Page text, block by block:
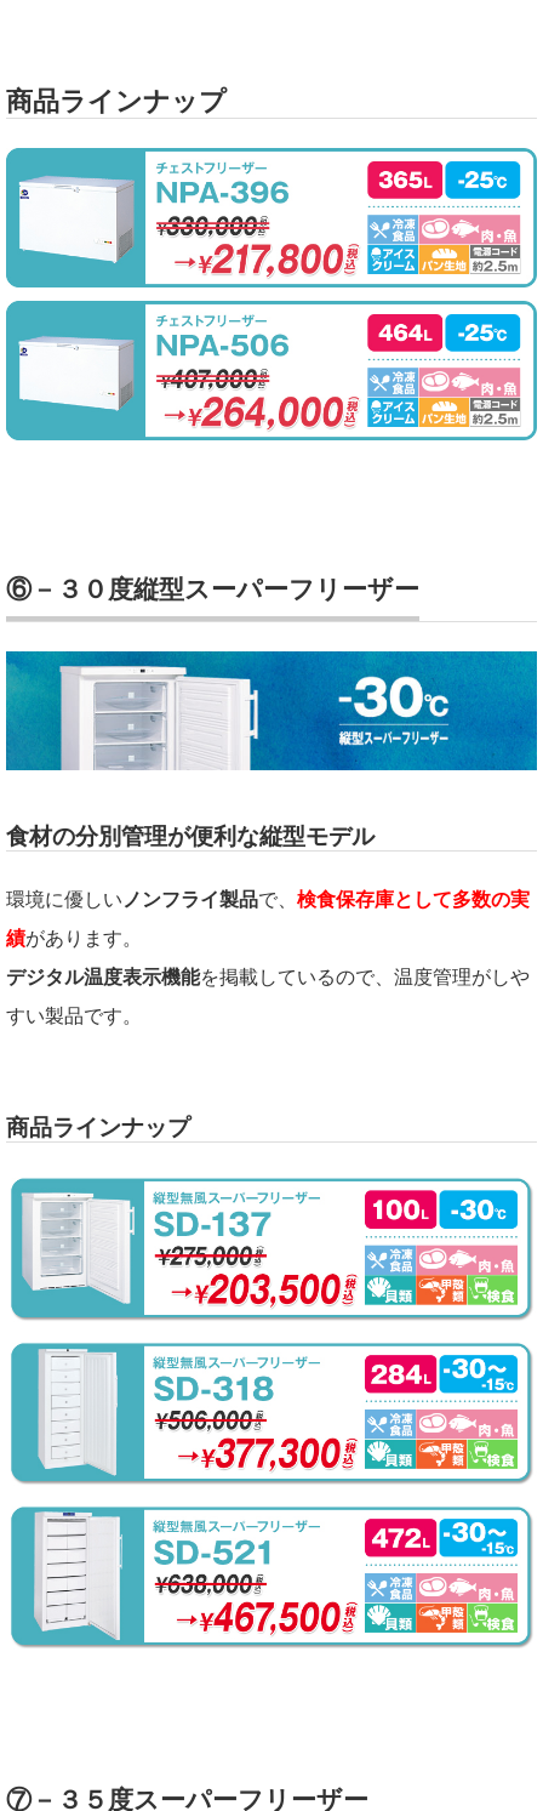
商品ラインナップ
⑥－３０度縦型スーパーフリーザー
食材の分別管理が便利な縦型モデル
環境に優しい ノンフライ製品で、 検食保存庫として多数の実
績があります。
デジタル温度表示機能を掲載しているので、温度管理がしや
すい製品です。
商品ラインナップ
⑦－３５度スーパーフリーザー